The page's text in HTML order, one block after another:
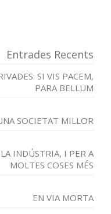
Entrades Recents
SI VIS PACEM,
PARA BELLUM
SOCIETAT MILLOR
INDÚSTRIA, I PER A
MOLTES COSES MÉS
EN VIA MORTA